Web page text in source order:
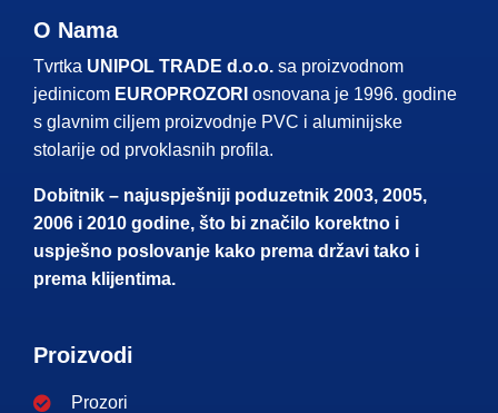
O Nama
Tvrtka UNIPOL TRADE d.o.o. sa proizvodnom
jedinicom EUROPROZORI osnovana je 1996. godine
s glavnim ciljem proizvodnje PVC i aluminijske
stolarije od prvoklasnih profila.
Dobitnik – najuspješniji poduzetnik 2003, 2005,
2006 i 2010 godine, što bi značilo korektno i
uspješno poslovanje kako prema državi tako i
prema klijentima.
Proizvodi
Prozori